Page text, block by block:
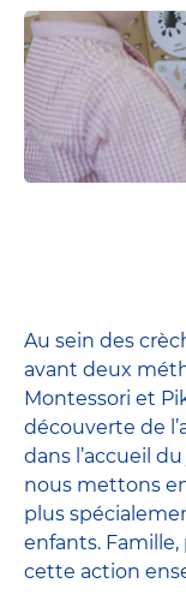
Au sein des
avant deux
Montessori et
découverte de
dans l’accueil
nous mettons
plus
enfants.
cette action